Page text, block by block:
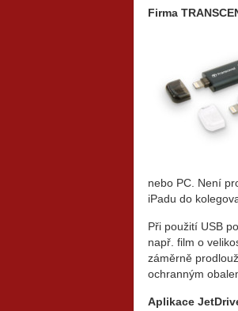
Firma
nebo PC. Není
iPadu do
Při použití USB
např. film o
záměrně
ochranným
Aplikace